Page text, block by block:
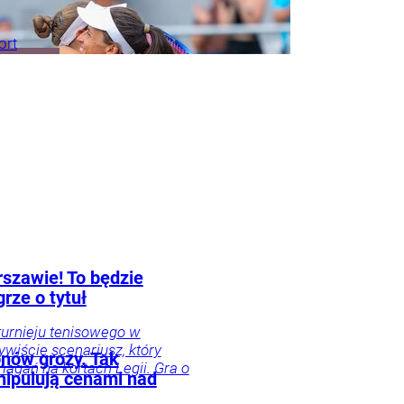
To będzie
o tytuł
tenisowego w
scenariusz, który
na kortach Legii. Gra o
grozy. Tak
cenami nad